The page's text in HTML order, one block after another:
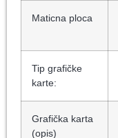
Maticna ploca
Tip grafičke
karte:
Grafička karta
(opis)